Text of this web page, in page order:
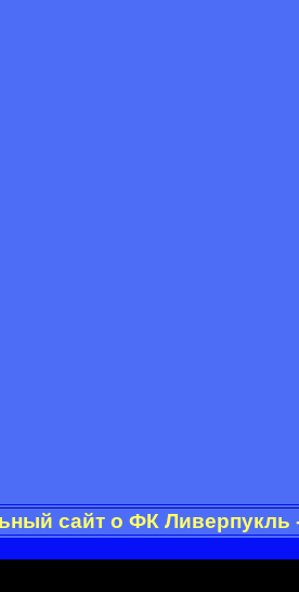
сайт о ФК Ливерпукль